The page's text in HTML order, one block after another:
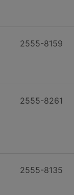
2555-8159
2555-8261
2555-8135